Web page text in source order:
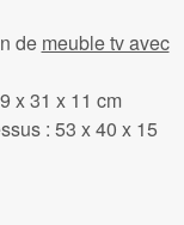
de meuble tv avec
x 31 x 11 cm
: 53 x 40 x 15